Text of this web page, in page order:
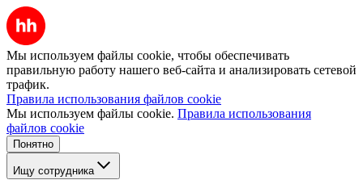
Мы используем файлы cookie, чтобы обеспечивать
правильную работу нашего веб-сайта и анализировать сетевой
трафик.
Правила использования файлов cookie
Мы используем файлы cookie. Правила использования
файлов cookie
Понятно
Ищу сотрудника